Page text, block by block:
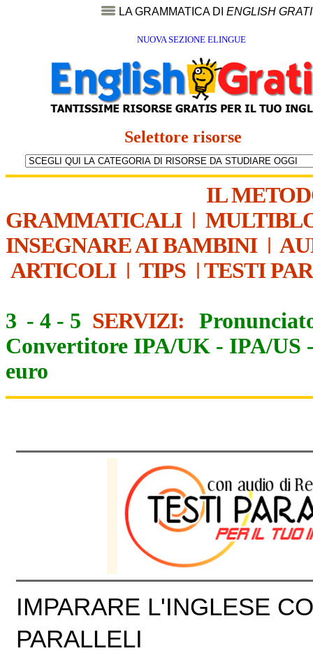
LA GRAMMATICA DI ENGLISH
NUOVA SEZIONE ELINGUE
Selettore risorse
IL
GRAMMATICALI|
INSEGNARE AI BAMBINI|
ARTICOLI| TIPS | TESTI
3 - 4 - 5 SERVIZI:
Convertitore IPA/UK - IPA/US
euro
IMPARARE L'INGLESE
PARALLELI